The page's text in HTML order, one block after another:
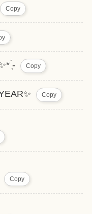
Copy
̖́- Copy
Copy
Copy